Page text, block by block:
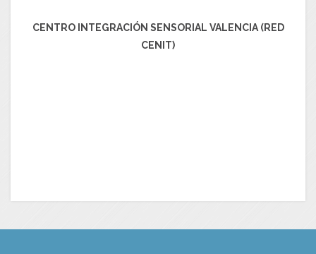
CENTRO INTEGRACIÓN SENSORIAL VALENCIA (RED
CENIT)